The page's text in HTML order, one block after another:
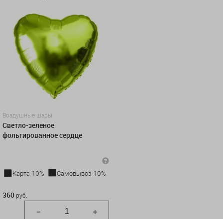
Воздушные шары
Светло-зеленое
фольгированное сердце
Карта-10%
Самовывоз-10%
360 руб.